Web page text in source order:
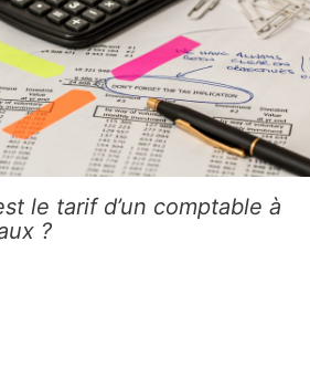
le tarif d’un comptable à
?